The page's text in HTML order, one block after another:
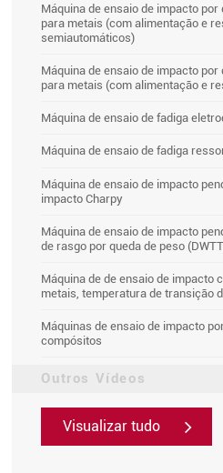
Máquina de ensaio de impacto por
para metais (com alimentação e
semiautomáticos)
Máquina de ensaio de impacto por
para metais (com alimentação e
Máquina de ensaio de fadiga
Máquina de ensaio de fadiga
Máquina de ensaio de impacto
impacto Charpy
Máquina de ensaio de impacto
de rasgo por queda de peso
Máquina de de ensaio de impacto
metais, temperatura de transição
Máquinas de ensaio de impacto
compósitos
Outros Vídeos
Visualizar tudo